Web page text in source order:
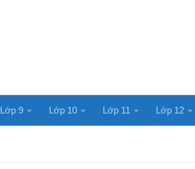
Lớp 9 Lớp 10 Lớp 11 Lớp 12